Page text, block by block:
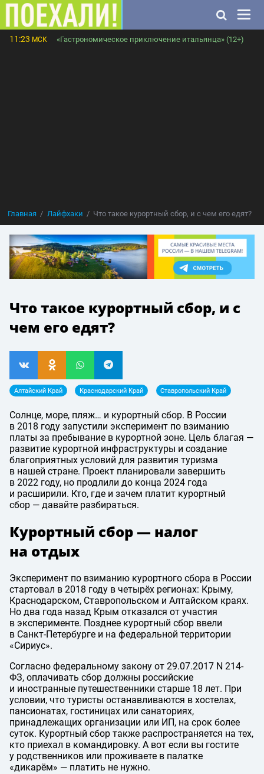
11:23 МСК «Гастрономическое приключение итальянца» (12+)
Главная Лайфхаки Что такое курортный сбор, и с чем его едят?
Что такое курортный сбор, и с
чем его едят?
Алтайский Край Краснодарский Край Ставропольский Край
Солнце, море, пляж… и курортный сбор. В России
в 2018 году запустили эксперимент по взиманию
платы за пребывание в курортной зоне. Цель благая —
развитие курортной инфраструктуры и создание
благоприятных условий для развития туризма
в нашей стране. Проект планировали завершить
в 2022 году, но продлили до конца 2024 года
и расширили. Кто, где и зачем платит курортный
сбор — давайте разбираться.
Курортный сбор — налог
на отдых
Эксперимент по взиманию курортного сбора в России
стартовал в 2018 году в четырёх регионах: Крыму,
Краснодарском, Ставропольском и Алтайском краях.
Но два года назад Крым отказался от участия
в эксперименте. Позднее курортный сбор ввели
в Санкт-Петербурге и на федеральной территории
«Сириус».
Согласно федеральному закону от 29.07.2017 N 214-
ФЗ, оплачивать сбор должны российские
и иностранные путешественники старше 18 лет. При
условии, что туристы останавливаются в хостелах,
пансионатах, гостиницах или санаториях,
принадлежащих организации или ИП, на срок более
суток. Курортный сбор также распространяется на тех,
кто приехал в командировку. А вот если вы гостите
у родственников или проживаете в палатке
«дикарём» — платить не нужно.